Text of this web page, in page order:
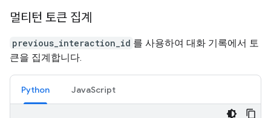
멀티턴 토큰 집계
previous_interaction_id 를 사용하여 대화 기록에서 토
큰을 집계합니다.
Python JavaScript